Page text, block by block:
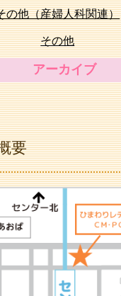
の他（産婦人科関連）
その他
アーカイブ
要